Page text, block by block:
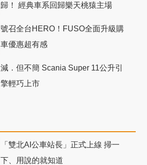
歸！ 經典車系回歸樂天桃猿主場
號召全台HERO！FUSO全面升級購
車優惠超有感
減．但不簡 Scania Super 11公升引
擎輕巧上市
「雙北AI公車站長」正式上線 掃一
下、用說的就知道